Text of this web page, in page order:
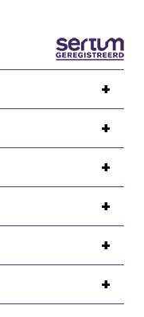
+
+
+
+
+
+